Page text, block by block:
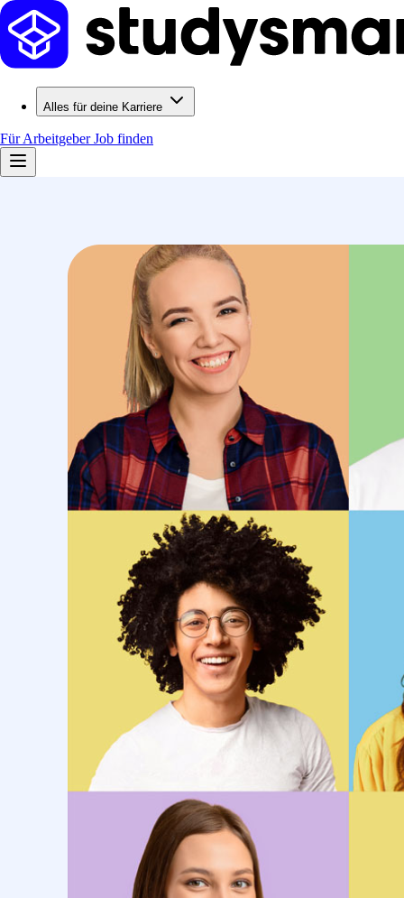
Alles für deine Karriere
Für ArbeitgeberJob finden